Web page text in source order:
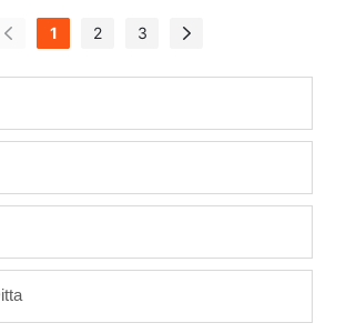
da
bagni
1 2 3